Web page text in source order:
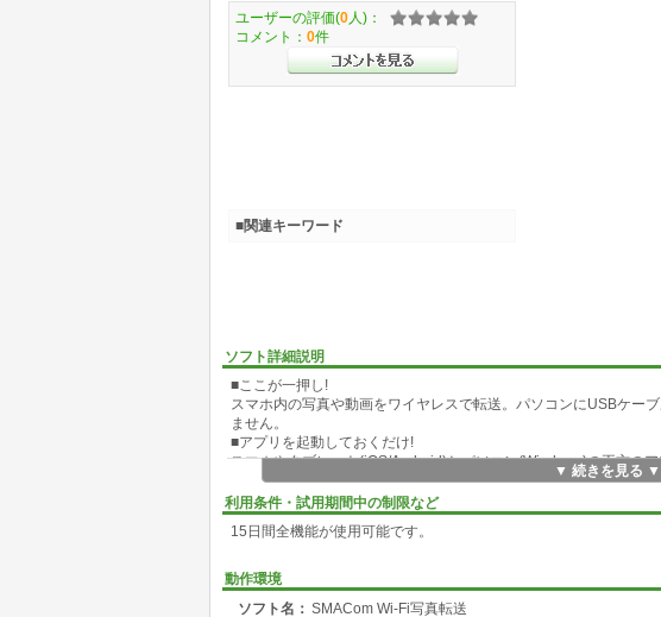
ソフト詳細説明
■ここが一押し!
スマホ内の写真や動画をワイヤレスで転送。パソコンにUSBケー
ません。
■アプリを起動しておくだけ!
スマホやタブレット(iOS/Android)とパソコン(Windows)の両方の
スマホ内のデータを直接閲覧できます。
■ワンクリックで簡単ダウンロード
スマホ内のデータはサムネイル付きで確認できます。画面内の「
別に探します。取り込みたいファイルを選択して、ダウンロード
■ドラック&ドロップでアップロードも簡単!
送りたいファイルをドロップするだけでスマホに転送!メディア形
■ブラウザ経由での受信にも対応!
▼ 続きを見る ▼
利用条件・試用期間中の制限など
15日間全機能が使用可能です。
動作環境
ソフト名： SMACom Wi-Fi写真転送
ユーザーの評価(0 人)：
コメント： 0件
■関連キーワード